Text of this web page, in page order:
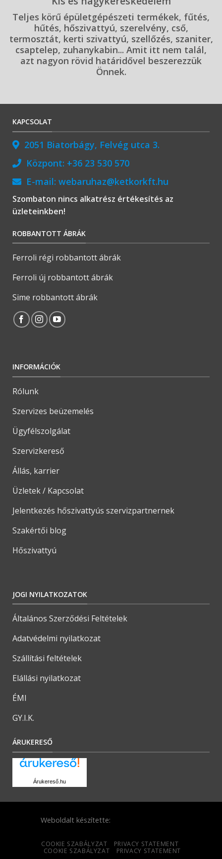
Teljes körű épületgépészeti termékek, fűtés,
hűtés, hőszivattyú, szerelvény, cső,
termosztát, kerti szivattyú, szellőzés, szaniter,
csaptelep, zuhanykabin... Amit itt nem talál,
azt nagyon rövid határidővel beszerezzük
Önnek.
KAPCSOLAT
2051 Biatorbágy, Felvég utca 3.
Központ: +36 23 530 570
E-mail: webaruhaz@ketkorkft.hu
Szombaton nincs alkatrész értékesítés az
üzleteinkben!
ROBBANTOTT ÁBRÁK
Ferroli régi robbantott ábrák
Ferroli új robbantott ábrák
Sime robbantott ábrák
INFORMÁCIÓK
Rólunk
Szervizes beüzemelés
Ügyfélszolgálat
Szervizkereső
Állás, karrier
Üzletek / Kapcsolat
Jelentkezés hőszivattyús szervizpartnernek
Szakértői blog
Hőszivattyú
JOGI NYILATKOZATOK
Általános Szerződési Feltételek
Adatvédelmi nyilatkozat
Szállítási feltételek
Elállási nyilatkozat
ÉMI
GY.I.K.
ÁRUKERESŐ
Árukereső.hu
Weboldalt készítette:
COOKIE SZABÁLYZAT
PRIVACY STATEMENT
COOKIE SZABÁLYZAT
PRIVACY STATEMENT